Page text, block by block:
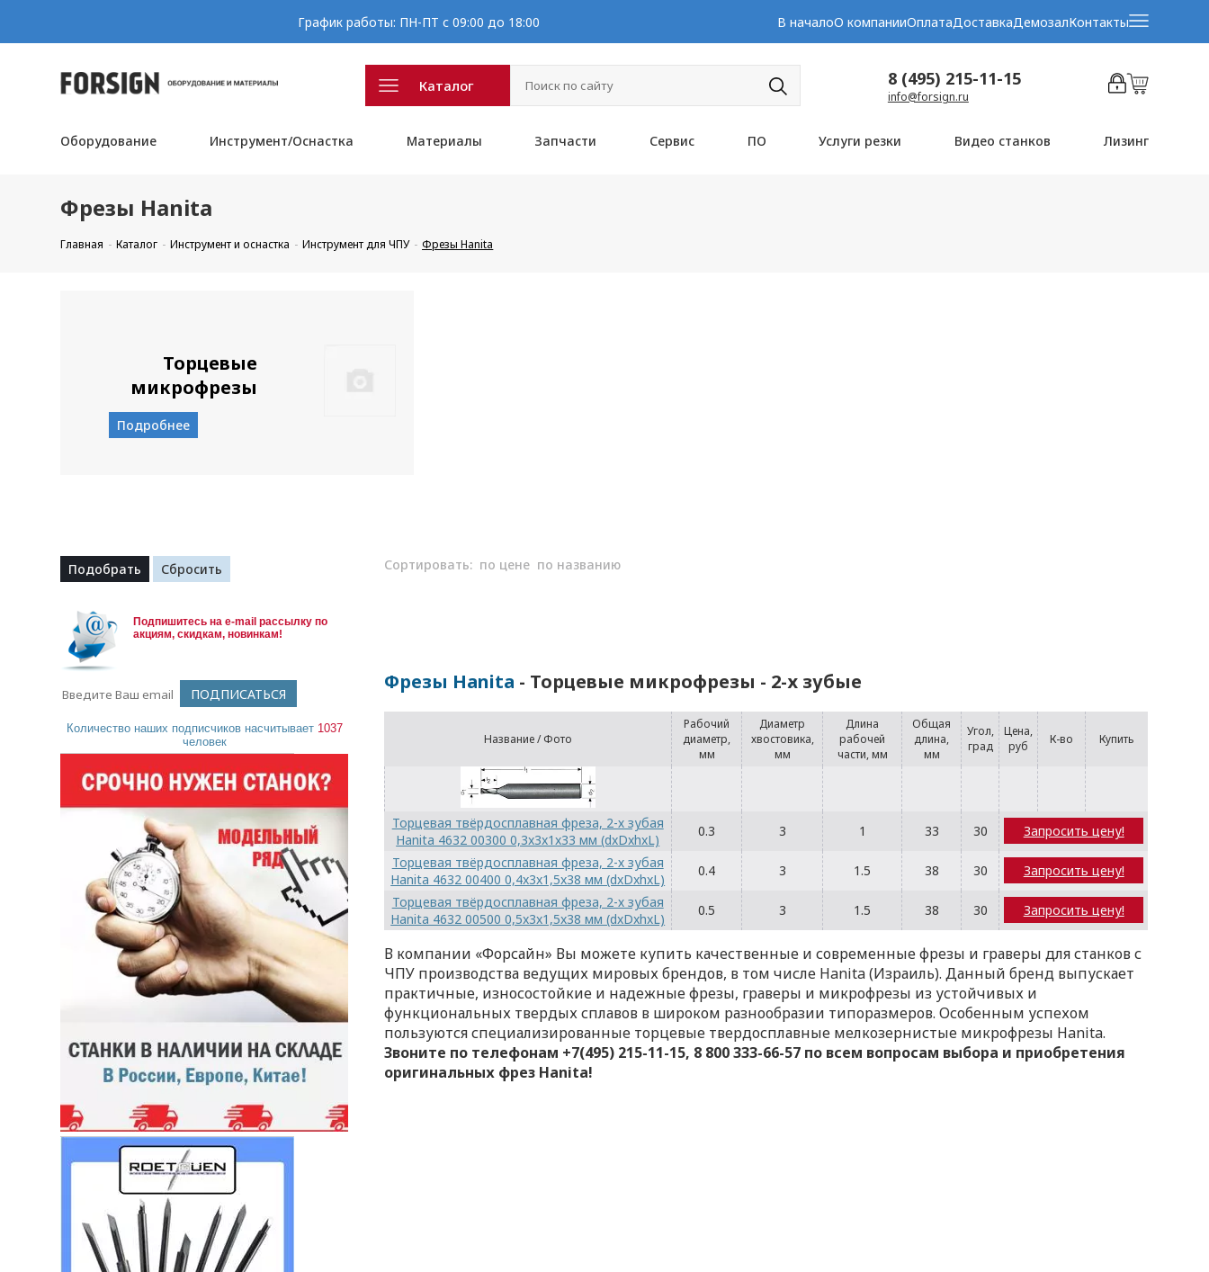
График работы: ПН-ПТ с 09:00 до 18:00 В началоО компанииОплатаДоставкаДемозалКонтакты
Каталог 8 (495) 215-11-15
info@forsign.ru
Оборудование Инструмент/Оснастка Материалы Запчасти Сервис ПО Услуги резки Видео станков Лизинг
Фрезы Hanita
Главная Каталог Инструмент и оснастка Инструмент для ЧПУ Фрезы Hanita
Торцевые
микрофрезы
Подробнее
Подпишитесь на e-mail рассылку по
акциям, скидкам, новинкам!
Количество наших подписчиков насчитывает 1037
человек
Сортировать: по цене по названию
Фрезы Hanita - Торцевые микрофрезы - 2-х зубые
Название / Фото
Рабочий
диаметр,
мм
Диаметр
хвостовика,
мм
Длина
рабочей
части, мм
Общая
длина,
мм
Угол,
град
Цена,
руб
К-во Купить
Торцевая твёрдосплавная фреза, 2-х зубая
Hanita 4632 00300 0,3x3x1x33 мм (dxDxhxL)
0.3 3 1 33 30
Запросить цену!
Торцевая твёрдосплавная фреза, 2-х зубая
Hanita 4632 00400 0,4x3x1,5x38 мм (dxDxhxL)
0.4 3 1.5 38 30
Запросить цену!
Торцевая твёрдосплавная фреза, 2-х зубая
Hanita 4632 00500 0,5x3x1,5x38 мм (dxDxhxL)
0.5 3 1.5 38 30 Запросить цену!
В компании «Форсайн» Вы можете купить качественные и современные фрезы и граверы для станков с
ЧПУ производства ведущих мировых брендов, в том числе Hanita (Израиль). Данный бренд выпускает
практичные, износостойкие и надежные фрезы, граверы и микрофрезы из устойчивых и
функциональных твердых сплавов в широком разнообразии типоразмеров. Особенным успехом
пользуются специализированные торцевые твердосплавные мелкозернистые микрофрезы Hanita.
Звоните по телефонам +7(495) 215-11-15, 8 800 333-66-57 по всем вопросам выбора и приобретения
оригинальных фрез Hanita!